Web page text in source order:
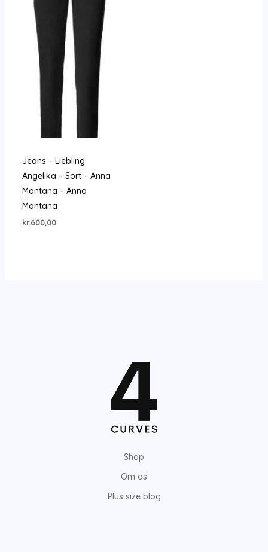
Jeans – Liebling
Angelika – Sort – Anna
Montana – Anna
Montana
kr.600,00
Shop
Om os
Plus size blog